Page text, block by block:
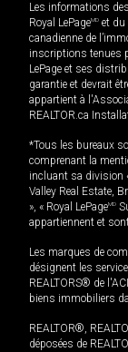
Les informations
Royal LePageMD et du
canadienne de
inscriptions tenues
LePage et ses
garantie et devrait
appartient à
REALTOR.ca
*Tous les bureaux
comprenant la
incluant sa division
Valley Real Estate,
», « Royal LePageMD
appartiennent et
Les marques de
désignent les
REALTORS® de
biens immobiliers
REALTOR®,
déposées de